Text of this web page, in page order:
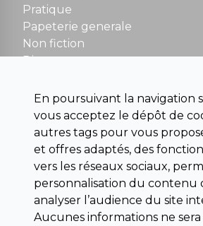
NOUS CONTACTER
contact@la-griffe-noire.com
Pratique
Papeterie generale
Non fiction
Divers
Beaux livres et art
Para scolaire
Histoire
Pochoteque
Pleiade
En poursuivant la navigation
vous acceptez le dépôt de
autres tags pour vous
et offres adaptés, des
vers les réseaux sociaux,
personnalisation du contenu
analyser l’audience du site
Aucunes informations ne